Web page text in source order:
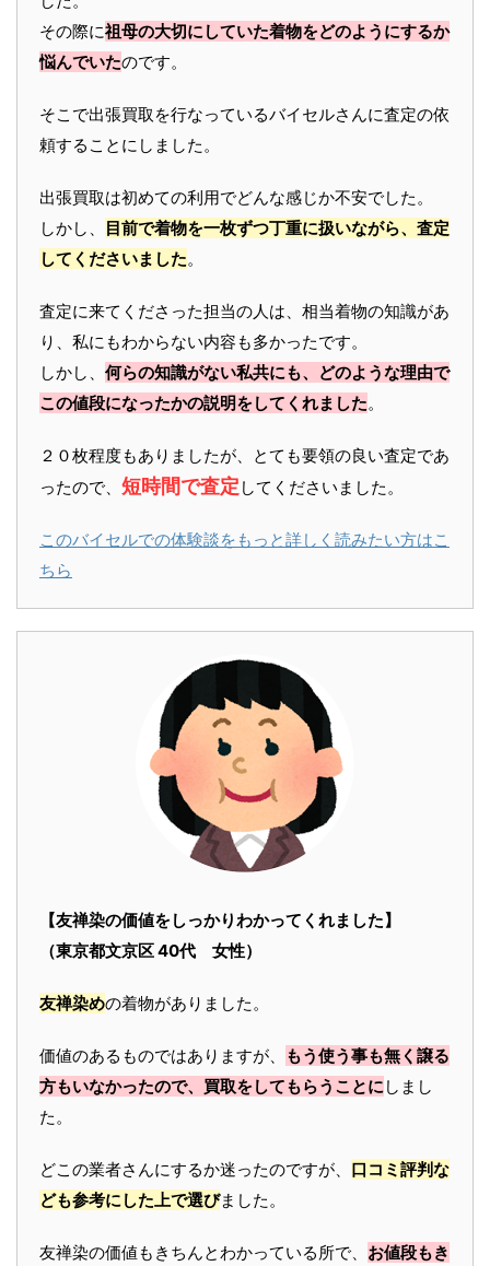
その際に祖母の大切にしていた着物をどのようにするか
悩んでいたのです。
そこで出張買取を行なっているバイセルさんに査定の依
頼することにしました。
出張買取は初めての利用でどんな感じか不安でした。
しかし、
目前で着物を一枚ずつ丁重に扱いながら、査定
してくださいました。
査定に来てくださった担当の人は、相当着物の知識があ
り、私にもわからない内容も多かったです。
しかし、 何らの知識がない私共にも、どのような理由で
この値段になったかの説明をしてくれました。
２０枚程度もありましたが、とても要領の良い査定であ
ったので、 短時間で査定 してくださいました。
このバイセルでの体験談をもっと詳しく読みたい方はこ
ちら
【友禅染の価値をしっかりわかってくれました】
（東京都文京区 40代 女性）
友禅染めの着物がありました。
価値のあるものではありますが、
もう使う事も無く譲る
方もいなかったので、買取をしてもらうことに しまし
た。
どこの業者さんにするか迷ったのですが、 口コミ評判な
ども参考にした上で選びました。
友禅染の価値もきちんとわかっている所で、 お値段もき